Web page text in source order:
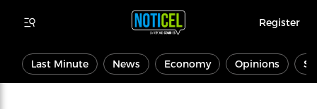
Register
Last Minute News Economy Opinions